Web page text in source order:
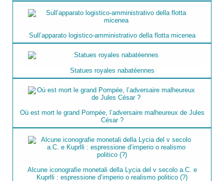
Sull’apparato logistico-amministrativo della flotta micenea
Statues royales nabatéennes
Où est mort le grand Pompée, l’adversaire malheureux de Jules
César ?
Alcune iconografie monetali della Lycia del v secolo a.C. e
Kuprlli : espressione d’imperio o realismo politico (?)